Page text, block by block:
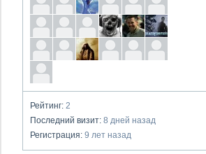
Рейтинг: 2
Последний визит: 8 дней назад
Регистрация: 9 лет назад